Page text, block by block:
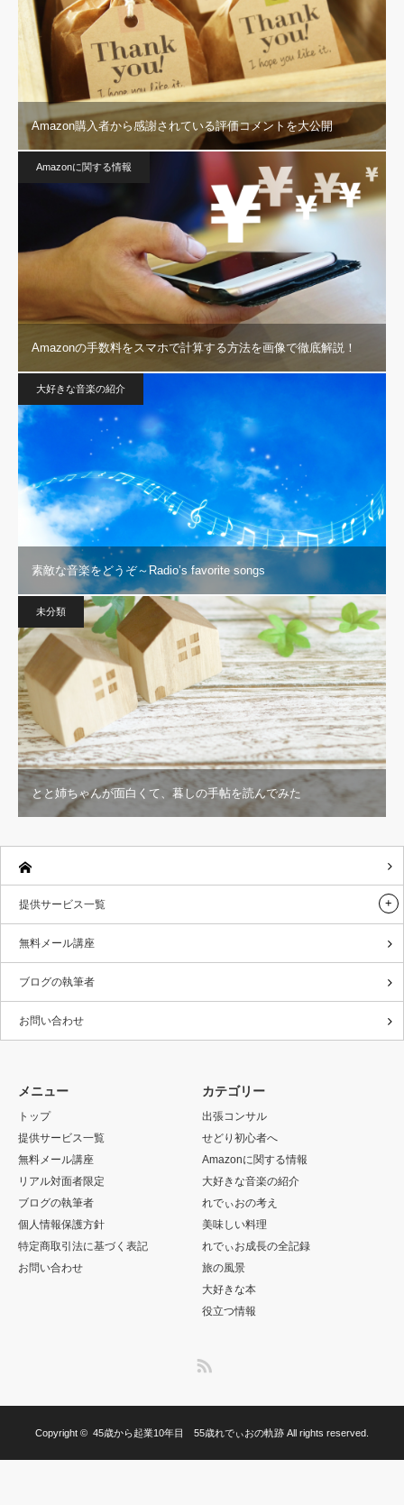
Amazon購入者から感謝されている評価コメントを大公開
Amazonに関する情報
Amazonの手数料をスマホで計算する方法を画像で徹底解説！
大好きな音楽の紹介
素敵な音楽をどうぞ～Radio’s favorite songs
未分類
とと姉ちゃんが面白くて、暮しの手帖を読んでみた
提供サービス一覧
無料メール講座
ブログの執筆者
お問い合わせ
メニュー
トップ
提供サービス一覧
無料メール講座
リアル対面者限定
ブログの執筆者
個人情報保護方針
特定商取引法に基づく表記
お問い合わせ
カテゴリー
出張コンサル
せどり初心者へ
Amazonに関する情報
大好きな音楽の紹介
れでぃおの考え
美味しい料理
れでぃお成長の全記録
旅の風景
大好きな本
役立つ情報
Copyright © 45歳から起業10年目 55歳れでぃおの軌跡 All rights reserved.